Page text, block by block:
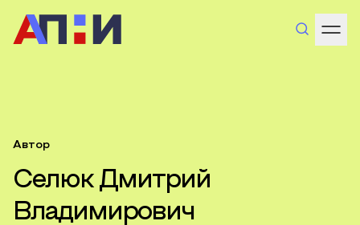
Автор
Селюк Дмитрий
Владимирович